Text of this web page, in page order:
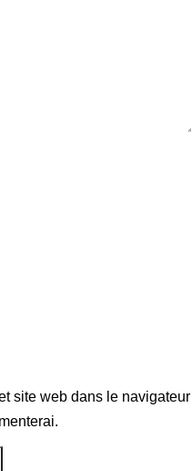
site web dans le navigateur